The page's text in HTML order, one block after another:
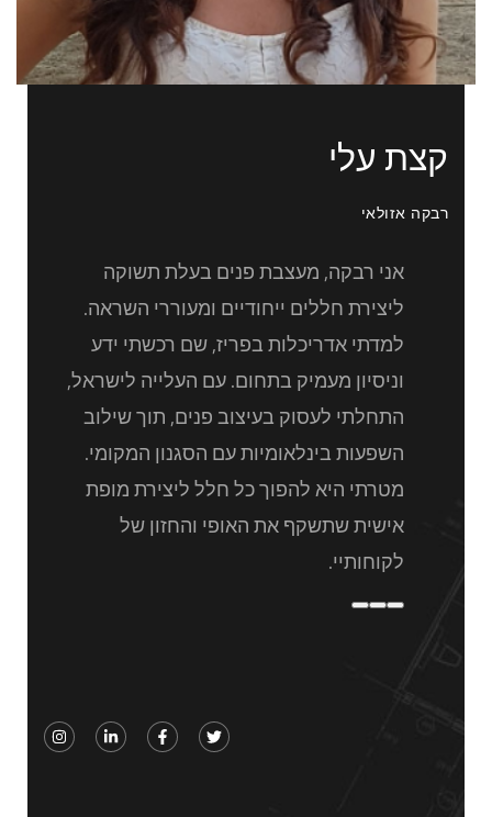
קצת עלי
רבקה אזולאי
אני רבקה, מעצבת פנים בעלת תשוקה
ליצירת חללים ייחודיים ומעוררי השראה.
למדתי אדריכלות בפריז, שם רכשתי ידע
וניסיון מעמיק בתחום. עם העלייה לישראל,
התחלתי לעסוק בעיצוב פנים, תוך שילוב
השפעות בינלאומיות עם הסגנון המקומי.
מטרתי היא להפוך כל חלל ליצירת מופת
אישית שתשקף את האופי והחזון של
לקוחותיי.